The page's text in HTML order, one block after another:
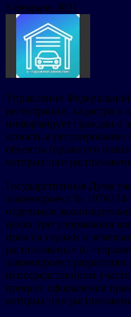
5 февраля 2021
Управление
регистрации, кадастра и
информирует граждан о
ясность в
объекты гаражного
которых они
Государственная Дума
законопроект №
отдельные
целях урегулирования
прав на гаражи и
расположены» (о
законопроект
непосредственном
процесс оформления
которых они